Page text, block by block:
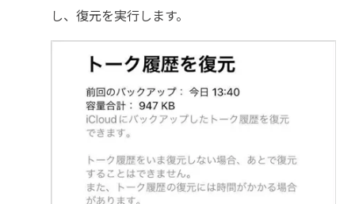
し、復元を実行します。